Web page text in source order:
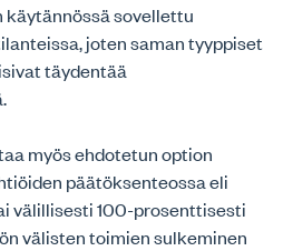
sovellettu
joten saman tyyppiset
täydentää
myös ehdotetun option
päätöksenteossa eli
välillisesti 100-prosenttisesti
välisten toimien sulkeminen